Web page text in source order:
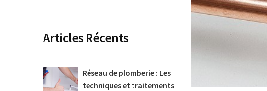
Articles Récents
Réseau de plomberie : Les
techniques et traitements